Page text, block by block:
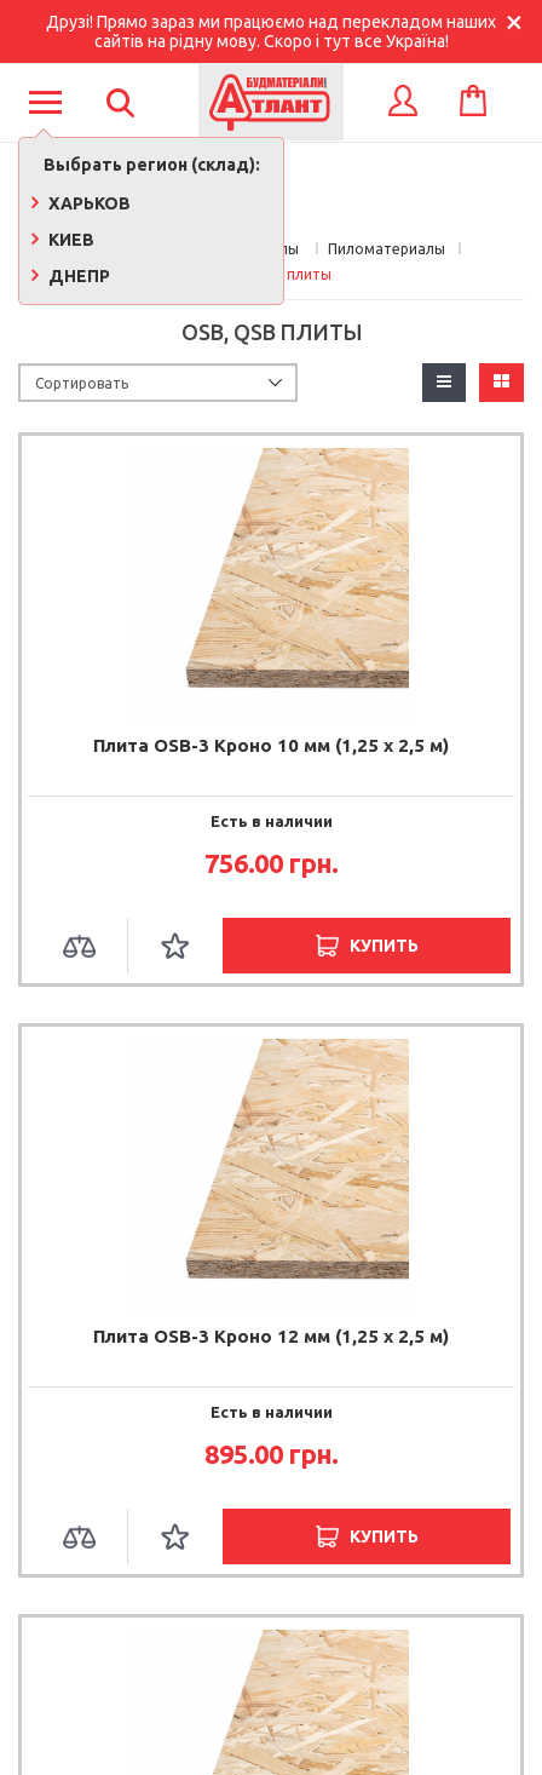
Друзі! Прямо зараз ми працюємо над перекладом наших
сайтів на рідну мову. Скоро і тут все Україна!
Выбрать регион (склад):
ХАРЬКОВ
КИЕВ
ДНЕПР
КОРЗИНА
Стройматериалы
Пиломатериалы
OSB, QSB плиты
OSB, QSB ПЛИТЫ
Плита OSB-3 Кроно 10 мм (1,25 х 2,5 м)
Есть в наличии
756.00 грн.
КУПИТЬ
Плита OSB-3 Кроно 12 мм (1,25 х 2,5 м)
Есть в наличии
895.00 грн.
КУПИТЬ